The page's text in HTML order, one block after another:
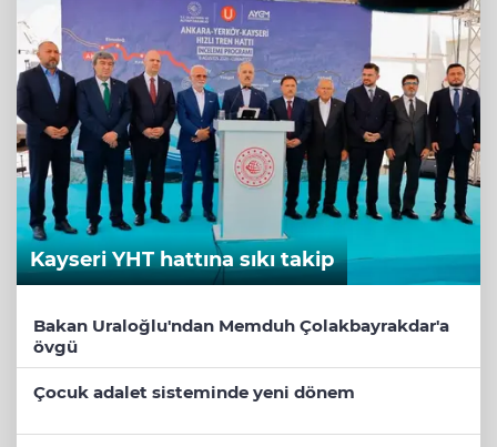
Kayseri YHT hattına sıkı takip
Bakan Uraloğlu'ndan Memduh Çolakbayrakdar'a
övgü
Çocuk adalet sisteminde yeni dönem